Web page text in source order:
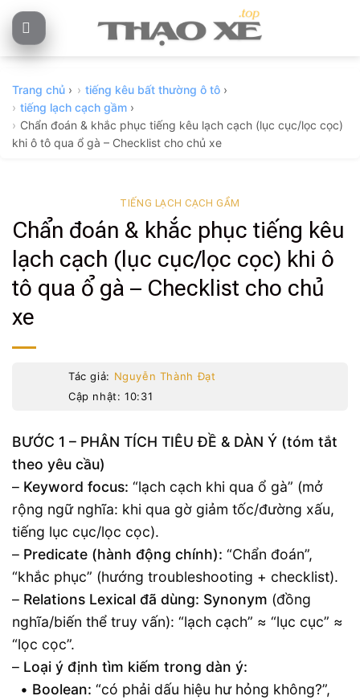
Skip
to
Trang chủ › tiếng kêu bất thường ô tô ›
tiếng lạch cạch gầm ›
Chẩn đoán & khắc phục tiếng kêu lạch cạch (lục cục/lọc cọc)
khi ô tô qua ổ gà – Checklist cho chủ xe
TIẾNG LẠCH CẠCH GẦM
Chẩn đoán & khắc phục tiếng kêu
lạch cạch (lục cục/lọc cọc) khi ô
tô qua ổ gà – Checklist cho chủ
xe
Tác giả: Nguyễn Thành Đạt
Cập nhật: 10:31
BƯỚC 1 – PHÂN TÍCH TIÊU ĐỀ & DÀN Ý (tóm tắt
theo yêu cầu)
– Keyword focus: “lạch cạch khi qua ổ gà” (mở
rộng ngữ nghĩa: khi qua gờ giảm tốc/đường xấu,
tiếng lục cục/lọc cọc).
– Predicate (hành động chính): “Chẩn đoán”,
“khắc phục” (hướng troubleshooting + checklist).
– Relations Lexical đã dùng: Synonym (đồng
nghĩa/biến thể truy vấn): “lạch cạch” ≈ “lục cục” ≈
“lọc cọc”.
– Loại ý định tìm kiếm trong dàn ý:
• Boolean: “có phải dấu hiệu hư hỏng không?”,